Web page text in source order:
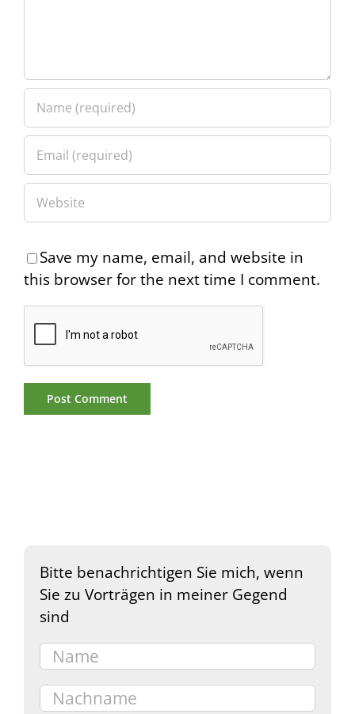
Save my name, email, and website in
this browser for the next time I comment.
Bitte benachrichtigen Sie mich, wenn
Sie zu Vorträgen in meiner Gegend
sind